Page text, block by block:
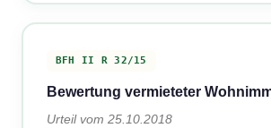
BFH II R 32/15
Bewertung vermieteter
Urteil vom 25.10.2018